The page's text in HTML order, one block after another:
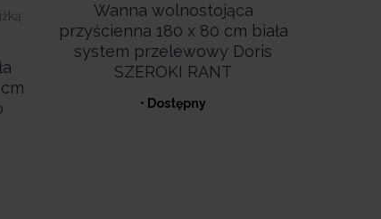
Wanna wolnostojąca
przyścienna 180 x 80 cm biała
system przelewowy Doris
SZEROKI RANT
• Dostępny